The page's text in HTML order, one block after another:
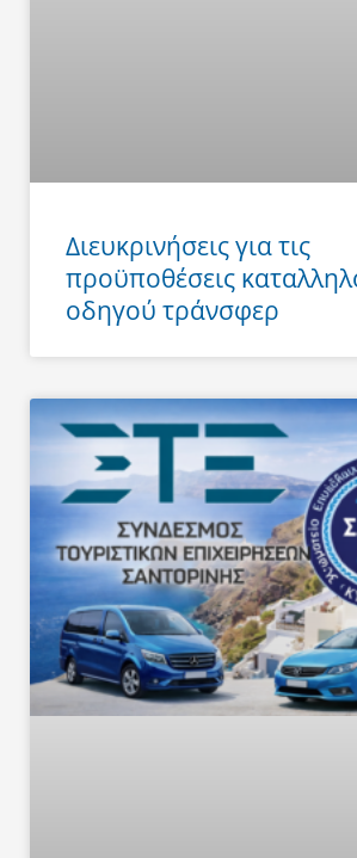
Διευκρινήσεις για τις
προϋποθέσεις
οδηγού τράνσφερ